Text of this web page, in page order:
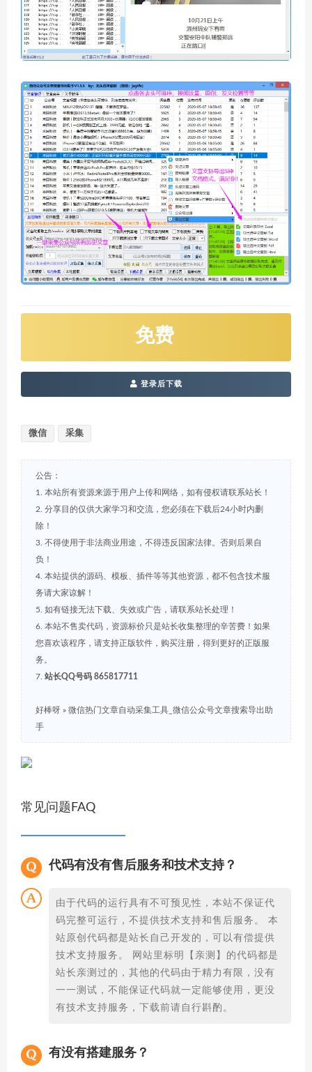
免费
登录后下载
微信 采集
公告：
1. 本站所有资源来源于用户上传和网络，如有侵权请联系站长！
2. 分享目的仅供大家学习和交流，您必须在下载后24小时内删
除！
3. 不得使用于非法商业用途，不得违反国家法律。否则后果自
负！
4. 本站提供的源码、模板、插件等等其他资源，都不包含技术服
务请大家谅解！
5. 如有链接无法下载、失效或广告，请联系站长处理！
6. 本站不售卖代码，资源标价只是站长收集整理的辛苦费！如果
您喜欢该程序，请支持正版软件，购买注册，得到更好的正版服
务。
7. 站长QQ号码 865817711
好棒呀 » 微信热门文章自动采集工具_微信公众号文章搜索导出助
手
常见问题FAQ
代码有没有售后服务和技术支持？
由于代码的运行具有不可预见性，本站不保证代
码完整可运行，不提供技术支持和售后服务。 本
站原创代码都是站长自己开发的，可以有偿提供
技术支持服务。 网站里标明【亲测】的代码都是
站长亲测过的，其他的代码由于精力有限，没有
一一测试，不能保证代码就一定能够使用，更没
有技术支持服务，下载前请自行斟酌。
有没有搭建服务？